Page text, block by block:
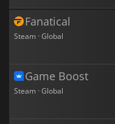
Fanatical
Steam · Global
Game Boost
Steam · Global